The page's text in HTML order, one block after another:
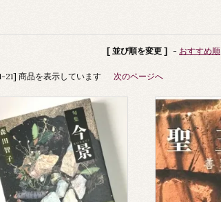
[ 並び順を変更 ] - おすすめ順
21] 商品を表示しています 次のページへ